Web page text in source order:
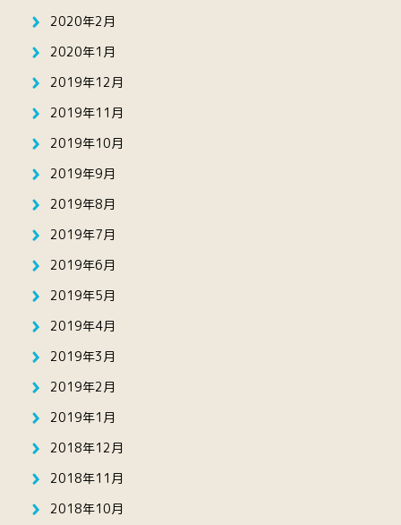
2020年2月
2020年1月
2019年12月
2019年11月
2019年10月
2019年9月
2019年8月
2019年7月
2019年6月
2019年5月
2019年4月
2019年3月
2019年2月
2019年1月
2018年12月
2018年11月
2018年10月